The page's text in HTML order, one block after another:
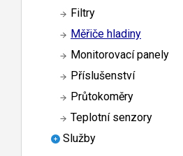
Filtry
Měřiče hladiny
Monitorovací panely
Příslušenství
Průtokoměry
Teplotní senzory
Služby